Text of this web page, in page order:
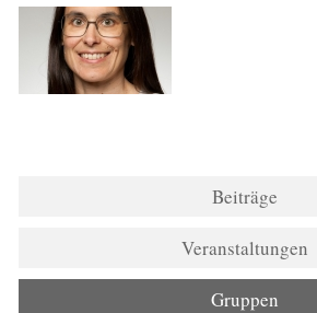
Beiträge
Veranstaltungen
Gruppen